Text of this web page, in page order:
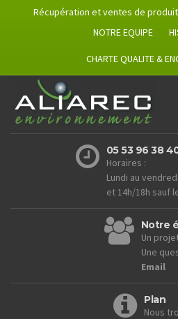
Récupération et ventes de
NOTRE EQUIPE
CHARTE QUALITE &
05 53 96 38
Horaires :
Lundi au
et 14h/18h sauf
Notre
Un
Une
Email
Plan
Nous